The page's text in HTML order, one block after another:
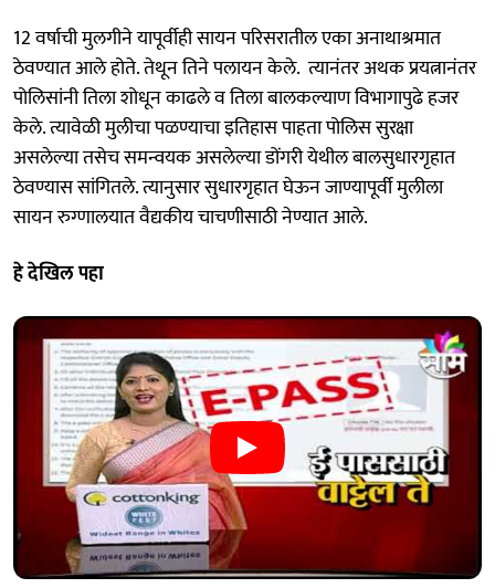
12 वर्षाची मुलगीने यापूर्वीही सायन परिसरातील एका अनाथाश्रमात
ठेवण्यात आले होते. तेथून तिने पलायन केले. त्यानंतर अथक प्रयत्नानंतर
पोलिसांनी तिला शोधून काढले व तिला बालकल्याण विभागापुढे हजर
केले. त्यावेळी मुलीचा पळण्याचा इतिहास पाहता पोलिस सुरक्षा
असलेल्या तसेच समन्वयक असलेल्या डोंगरी येथील बालसुधारगृहात
ठेवण्यास सांगितले. त्यानुसार सुधारगृहात घेऊन जाण्यापूर्वी मुलीला
सायन रुग्णालयात वैद्यकीय चाचणीसाठी नेण्यात आले.
हे देखिल पहा